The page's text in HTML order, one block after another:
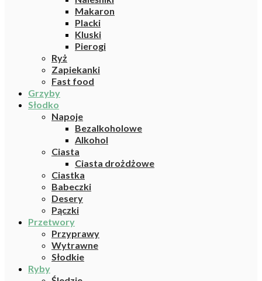
Makaron
Placki
Kluski
Pierogi
Ryż
Zapiekanki
Fast food
Grzyby
Słodko
Napoje
Bezalkoholowe
Alkohol
Ciasta
Ciasta drożdżowe
Ciastka
Babeczki
Desery
Pączki
Przetwory
Przyprawy
Wytrawne
Słodkie
Ryby